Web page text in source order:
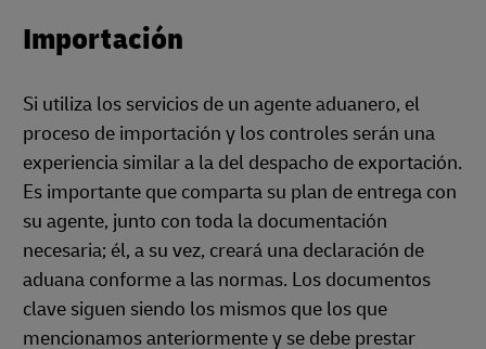
Importación
Si utiliza los servicios de un agente aduanero, el
proceso de importación y los controles serán una
experiencia similar a la del despacho de exportación.
Es importante que comparta su plan de entrega con
su agente, junto con toda la documentación
necesaria; él, a su vez, creará una declaración de
aduana conforme a las normas. Los documentos
clave siguen siendo los mismos que los que
mencionamos anteriormente y se debe prestar